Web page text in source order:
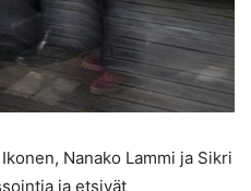
Nanako Lammi ja Sikri
ja etsivät